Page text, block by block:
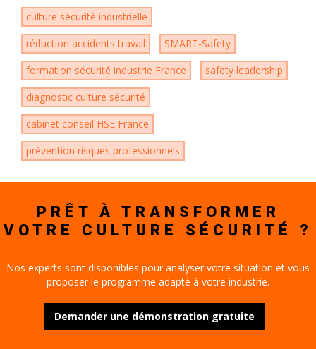
culture sécurité industrielle
réduction accidents travail
SMART-Safety
formation sécurité industrie France
safety leadership
diagnostic culture sécurité
cabinet conseil HSE France
prévention risques professionnels
PRÊT À TRANSFORMER
VOTRE CULTURE SÉCURITÉ ?
Nos experts sont disponibles pour analyser votre situation et vous
proposer le programme adapté à votre industrie.
Demander une démonstration gratuite